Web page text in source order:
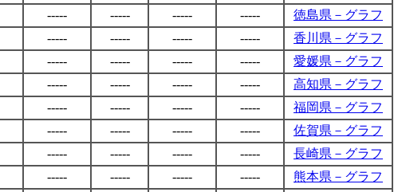
----- ----- ----- -----
徳島県－グラフ
----- ----- ----- -----
香川県－グラフ
----- ----- ----- -----
愛媛県－グラフ
----- ----- ----- -----
高知県－グラフ
----- ----- ----- -----
福岡県－グラフ
----- ----- ----- -----
佐賀県－グラフ
----- ----- ----- -----
長崎県－グラフ
----- ----- ----- -----
熊本県－グラフ